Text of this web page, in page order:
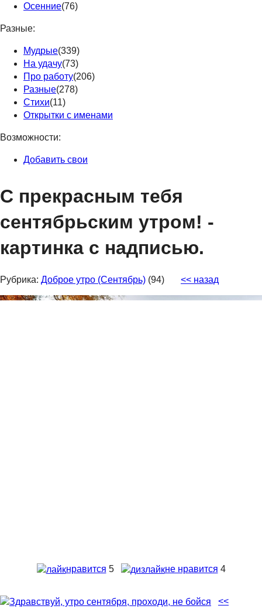
Осенние(76)
Разные:
Мудрые(339)
На удачу(73)
Про работу(206)
Разные(278)
Стихи(11)
Открытки с именами
Возможности:
Добавить свои
С прекрасным тебя
сентябрьским утром! -
картинка с надписью.
Рубрика: Доброе утро (Сентябрь) (94) << назад
нравится 5 не нравится 4
<<